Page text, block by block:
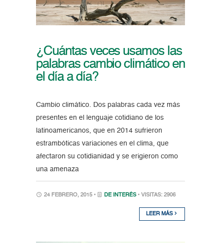
¿Cuántas veces usamos las
palabras cambio climático en
el día a día?
Cambio climático. Dos palabras cada vez más
presentes en el lenguaje cotidiano de los
latinoamericanos, que en 2014 sufrieron
estrambóticas variaciones en el clima, que
afectaron su cotidianidad y se erigieron como
una amenaza
24 FEBRERO, 2015 • DE INTERÉS • VISITAS: 2906
LEER MÁS